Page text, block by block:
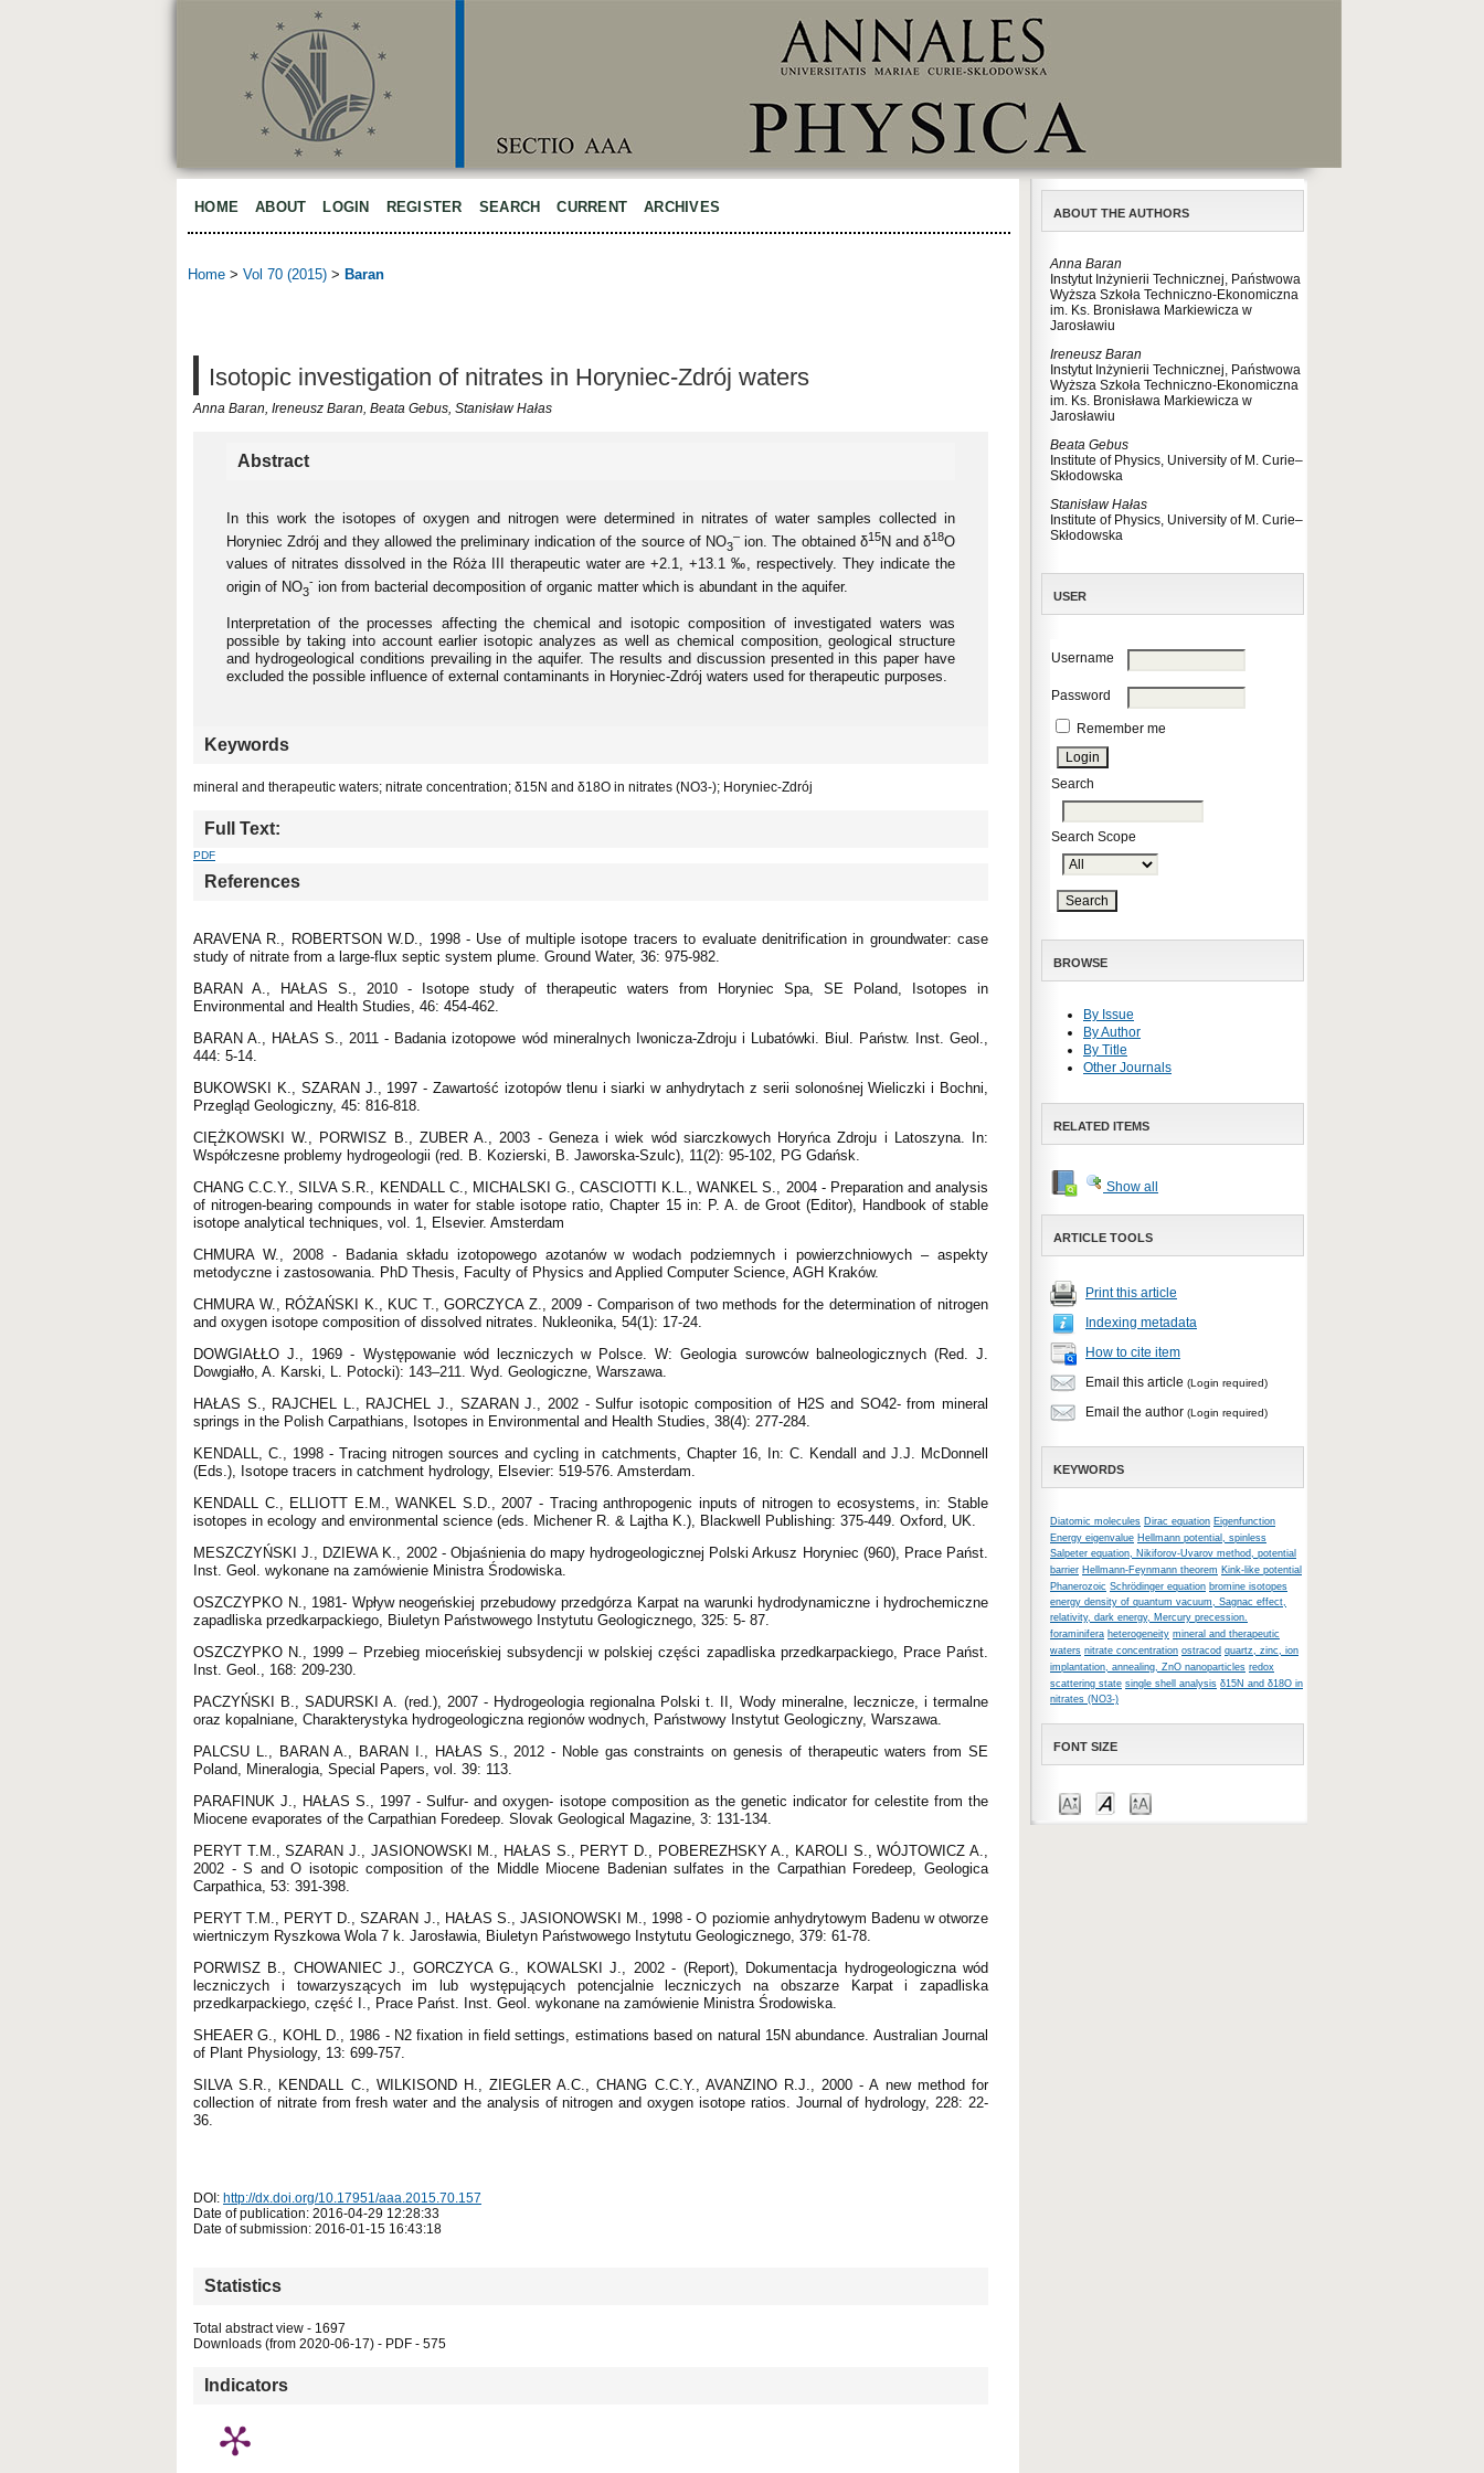
ABOUT THE AUTHORS
Anna Baran
Instytut Inżynierii Technicznej, Państwowa
Wyższa Szkoła Techniczno-Ekonomiczna
im. Ks. Bronisława Markiewicza w
Jarosławiu
Ireneusz Baran
Instytut Inżynierii Technicznej, Państwowa
Wyższa Szkoła Techniczno-Ekonomiczna
im. Ks. Bronisława Markiewicza w
Jarosławiu
Beata Gebus
Institute of Physics, University of M. Curie–
Skłodowska
Stanisław Hałas
Institute of Physics, University of M. Curie–
Skłodowska
USER
Username
Password
Remember me
Search
Search Scope
BROWSE
By Issue
By Author
By Title
Other Journals
RELATED ITEMS
Show all
ARTICLE TOOLS
Print this article
Indexing metadata
How to cite item
Email this article (Login required)
Email the author (Login required)
KEYWORDS
Diatomic molecules Dirac equation Eigenfunction
Energy eigenvalue Hellmann potential, spinless
Salpeter equation, Nikiforov-Uvarov method, potential
barrier Hellmann-Feynmann theorem Kink-like potential
Phanerozoic Schrödinger equation bromine isotopes
energy density of quantum vacuum, Sagnac effect,
relativity, dark energy, Mercury precession.
foraminifera heterogeneity mineral and therapeutic
waters nitrate concentration ostracod quartz, zinc, ion
implantation, annealing, ZnO nanoparticles redox
scattering state single shell analysis δ15N and δ18O in
nitrates (NO3-)
FONT SIZE
HOME ABOUT LOGIN REGISTER SEARCH CURRENT ARCHIVES
Home > Vol 70 (2015) > Baran
Isotopic investigation of nitrates in Horyniec-Zdrój waters
Anna Baran, Ireneusz Baran, Beata Gebus, Stanisław Hałas
Abstract
In this work the isotopes of oxygen and nitrogen were determined in nitrates of water samples collected in
Horyniec Zdrój and they allowed the preliminary indication of the source of NO3
– ion. The obtained δ15N and δ18O
values of nitrates dissolved in the Róża III therapeutic water are +2.1, +13.1 ‰, respectively. They indicate the
origin of NO3
- ion from bacterial decomposition of organic matter which is abundant in the aquifer.
Interpretation of the processes affecting the chemical and isotopic composition of investigated waters was
possible by taking into account earlier isotopic analyzes as well as chemical composition, geological structure
and hydrogeological conditions prevailing in the aquifer. The results and discussion presented in this paper have
excluded the possible influence of external contaminants in Horyniec-Zdrój waters used for therapeutic purposes.
Keywords
mineral and therapeutic waters; nitrate concentration; δ15N and δ18O in nitrates (NO3-); Horyniec-Zdrój
Full Text:
PDF
References
ARAVENA R., ROBERTSON W.D., 1998 - Use of multiple isotope tracers to evaluate denitrification in groundwater: case
study of nitrate from a large-flux septic system plume. Ground Water, 36: 975-982.
BARAN A., HAŁAS S., 2010 - Isotope study of therapeutic waters from Horyniec Spa, SE Poland, Isotopes in
Environmental and Health Studies, 46: 454-462.
BARAN A., HAŁAS S., 2011 - Badania izotopowe wód mineralnych Iwonicza-Zdroju i Lubatówki. Biul. Państw. Inst. Geol.,
444: 5-14.
BUKOWSKI K., SZARAN J., 1997 - Zawartość izotopów tlenu i siarki w anhydrytach z serii solonośnej Wieliczki i Bochni,
Przegląd Geologiczny, 45: 816-818.
CIĘŻKOWSKI W., PORWISZ B., ZUBER A., 2003 - Geneza i wiek wód siarczkowych Horyńca Zdroju i Latoszyna. In:
Współczesne problemy hydrogeologii (red. B. Kozierski, B. Jaworska-Szulc), 11(2): 95-102, PG Gdańsk.
CHANG C.C.Y., SILVA S.R., KENDALL C., MICHALSKI G., CASCIOTTI K.L., WANKEL S., 2004 - Preparation and analysis
of nitrogen-bearing compounds in water for stable isotope ratio, Chapter 15 in: P. A. de Groot (Editor), Handbook of stable
isotope analytical techniques, vol. 1, Elsevier. Amsterdam
CHMURA W., 2008 - Badania składu izotopowego azotanów w wodach podziemnych i powierzchniowych – aspekty
metodyczne i zastosowania. PhD Thesis, Faculty of Physics and Applied Computer Science, AGH Kraków.
CHMURA W., RÓŻAŃSKI K., KUC T., GORCZYCA Z., 2009 - Comparison of two methods for the determination of nitrogen
and oxygen isotope composition of dissolved nitrates. Nukleonika, 54(1): 17-24.
DOWGIAŁŁO J., 1969 - Występowanie wód leczniczych w Polsce. W: Geologia surowców balneologicznych (Red. J.
Dowgiałło, A. Karski, L. Potocki): 143–211. Wyd. Geologiczne, Warszawa.
HAŁAS S., RAJCHEL L., RAJCHEL J., SZARAN J., 2002 - Sulfur isotopic composition of H2S and SO42- from mineral
springs in the Polish Carpathians, Isotopes in Environmental and Health Studies, 38(4): 277-284.
KENDALL, C., 1998 - Tracing nitrogen sources and cycling in catchments, Chapter 16, In: C. Kendall and J.J. McDonnell
(Eds.), Isotope tracers in catchment hydrology, Elsevier: 519-576. Amsterdam.
KENDALL C., ELLIOTT E.M., WANKEL S.D., 2007 - Tracing anthropogenic inputs of nitrogen to ecosystems, in: Stable
isotopes in ecology and environmental science (eds. Michener R. & Lajtha K.), Blackwell Publishing: 375-449. Oxford, UK.
MESZCZYŃSKI J., DZIEWA K., 2002 - Objaśnienia do mapy hydrogeologicznej Polski Arkusz Horyniec (960), Prace Państ.
Inst. Geol. wykonane na zamówienie Ministra Środowiska.
OSZCZYPKO N., 1981- Wpływ neogeńskiej przebudowy przedgórza Karpat na warunki hydrodynamiczne i hydrochemiczne
zapadliska przedkarpackiego, Biuletyn Państwowego Instytutu Geologicznego, 325: 5- 87.
OSZCZYPKO N., 1999 – Przebieg mioceńskiej subsydencji w polskiej części zapadliska przedkarpackiego, Prace Państ.
Inst. Geol., 168: 209-230.
PACZYŃSKI B., SADURSKI A. (red.), 2007 - Hydrogeologia regionalna Polski t. II, Wody mineralne, lecznicze, i termalne
oraz kopalniane, Charakterystyka hydrogeologiczna regionów wodnych, Państwowy Instytut Geologiczny, Warszawa.
PALCSU L., BARAN A., BARAN I., HAŁAS S., 2012 - Noble gas constraints on genesis of therapeutic waters from SE
Poland, Mineralogia, Special Papers, vol. 39: 113.
PARAFINUK J., HAŁAS S., 1997 - Sulfur- and oxygen- isotope composition as the genetic indicator for celestite from the
Miocene evaporates of the Carpathian Foredeep. Slovak Geological Magazine, 3: 131-134.
PERYT T.M., SZARAN J., JASIONOWSKI M., HAŁAS S., PERYT D., POBEREZHSKY A., KAROLI S., WÓJTOWICZ A.,
2002 - S and O isotopic composition of the Middle Miocene Badenian sulfates in the Carpathian Foredeep, Geologica
Carpathica, 53: 391-398.
PERYT T.M., PERYT D., SZARAN J., HAŁAS S., JASIONOWSKI M., 1998 - O poziomie anhydrytowym Badenu w otworze
wiertniczym Ryszkowa Wola 7 k. Jarosławia, Biuletyn Państwowego Instytutu Geologicznego, 379: 61-78.
PORWISZ B., CHOWANIEC J., GORCZYCA G., KOWALSKI J., 2002 - (Report), Dokumentacja hydrogeologiczna wód
leczniczych i towarzyszących im lub występujących potencjalnie leczniczych na obszarze Karpat i zapadliska
przedkarpackiego, część I., Prace Państ. Inst. Geol. wykonane na zamówienie Ministra Środowiska.
SHEAER G., KOHL D., 1986 - N2 fixation in field settings, estimations based on natural 15N abundance. Australian Journal
of Plant Physiology, 13: 699-757.
SILVA S.R., KENDALL C., WILKISOND H., ZIEGLER A.C., CHANG C.C.Y., AVANZINO R.J., 2000 - A new method for
collection of nitrate from fresh water and the analysis of nitrogen and oxygen isotope ratios. Journal of hydrology, 228: 22-
36.
DOI: http://dx.doi.org/10.17951/aaa.2015.70.157
Date of publication: 2016-04-29 12:28:33
Date of submission: 2016-01-15 16:43:18
Statistics
Total abstract view - 1697
Downloads (from 2020-06-17) - PDF - 575
Indicators